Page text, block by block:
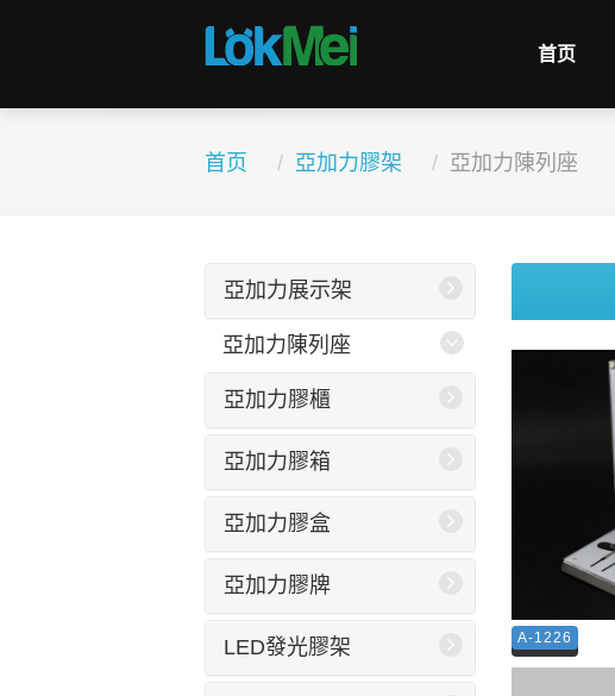
首页
首页 亞加力膠架 亞加力陳列座
亞加力展示架
亞加力陳列座
亞加力膠櫃
亞加力膠箱
亞加力膠盒
亞加力膠牌
LED發光膠架 A-1226